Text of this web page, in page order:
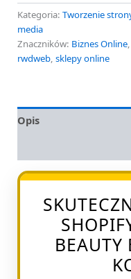
Kategoria: Tworzenie
media
Znaczników: Biznes Online,
rwdweb, sklepy online
Opis
BEAUTY